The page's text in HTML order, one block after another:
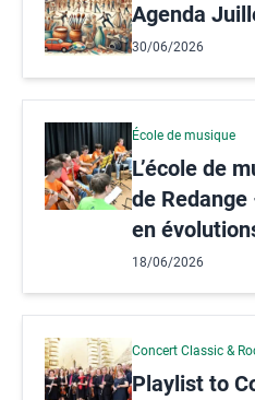
Agenda
30/06/2026
École de musique
L’école de
de
en
18/06/2026
Concert Classic &
Playlist to